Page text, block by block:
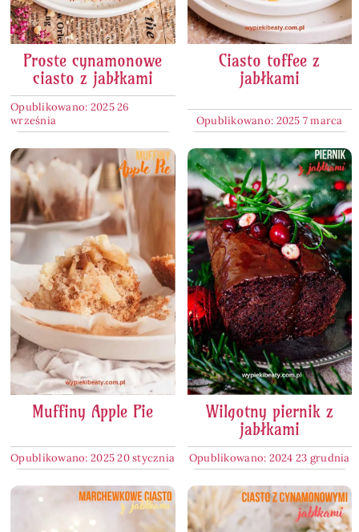
Proste cynamonowe
ciasto z jabłkami
Opublikowano: 2025 26
września
Ciasto toffee z
jabłkami
Opublikowano: 2025 7 marca
Muffiny Apple Pie
Opublikowano: 2025 20 stycznia
Wilgotny piernik z
jabłkami
Opublikowano: 2024 23 grudnia